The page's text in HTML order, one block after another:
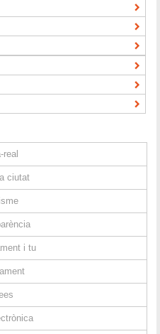
real
ciutat
i tu